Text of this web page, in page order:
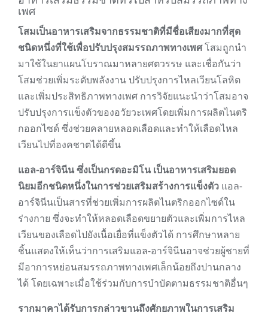
เพศ
โสมเป็นอาหารเสริมจากธรรมชาติที่มีชื่อเสียงมากที่สุด
ชนิดหนึ่งที่ใช้เพื่อปรับปรุงสมรรถภาพทางเพศโสมถูกนำ
มาใช้ในยาแผนโบราณมาหลายศตวรรษ และเชื่อกันว่า
โสมช่วยเพิ่มระดับพลังงาน ปรับปรุงการไหลเวียนโลหิต
และเพิ่มประสิทธิภาพทางเพศ การวิจัยแนะนำว่าโสมอาจ
ปรับปรุงการแข็งตัวของอวัยวะเพศโดยเพิ่มการผลิตไนตริ
กออกไซด์ ซึ่งช่วยคลายหลอดเลือดและทำให้เลือดไหล
เวียนไปที่องคชาตได้ดีขึ้น
แอล-อาร์จินีน ซึ่งเป็นกรดอะมิโน เป็นอาหารเสริมยอด
นิยมอีกชนิดหนึ่งในการช่วยเสริมสร้างการแข็งตัว แอล-
อาร์จินีนเป็นสารที่ช่วยเพิ่มการผลิตไนตริกออกไซด์ใน
ร่างกาย ซึ่งจะทำให้หลอดเลือดขยายตัวและเพิ่มการไหล
เวียนของเลือดไปยังเนื้อเยื่อที่แข็งตัวได้ การศึกษาหลาย
ชิ้นแสดงให้เห็นว่าการเสริมแอล-อาร์จินีนอาจช่วยผู้ชายที่
มีอาการหย่อนสมรรถภาพทางเพศเล็กน้อยถึงปานกลาง
ได้ โดยเฉพาะเมื่อใช้ร่วมกับการบำบัดตามธรรมชาติอื่นๆ
รากมาคาได้รับการกล่าวขานถึงศักยภาพในการเสริม